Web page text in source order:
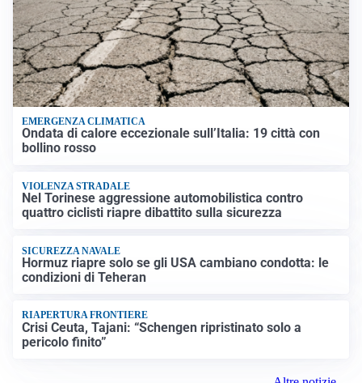
EMERGENZA CLIMATICA
Ondata di calore eccezionale sull’Italia: 19 città con
bollino rosso
VIOLENZA STRADALE
Nel Torinese aggressione automobilistica contro
quattro ciclisti riapre dibattito sulla sicurezza
SICUREZZA NAVALE
Hormuz riapre solo se gli USA cambiano condotta: le
condizioni di Teheran
RIAPERTURA FRONTIERE
Crisi Ceuta, Tajani: “Schengen ripristinato solo a
pericolo finito”